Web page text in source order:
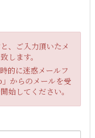
、ご入力頂いたメ
します。
的に迷惑メールフ
からのメールを受
始してください。